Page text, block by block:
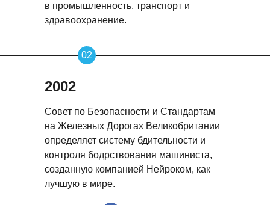
в промышленность, транспорт и
здравоохранение.
02
2002
Совет по Безопасности и Стандартам
на Железных Дорогах Великобритании
определяет систему бдительности и
контроля бодрствования машиниста,
созданную компанией Нейроком, как
лучшую в мире.